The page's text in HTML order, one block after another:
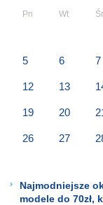
Pn Wt Śr
5 6 7
12 13
19 20
26 27
Najmodniejsze
modele do 70zł,